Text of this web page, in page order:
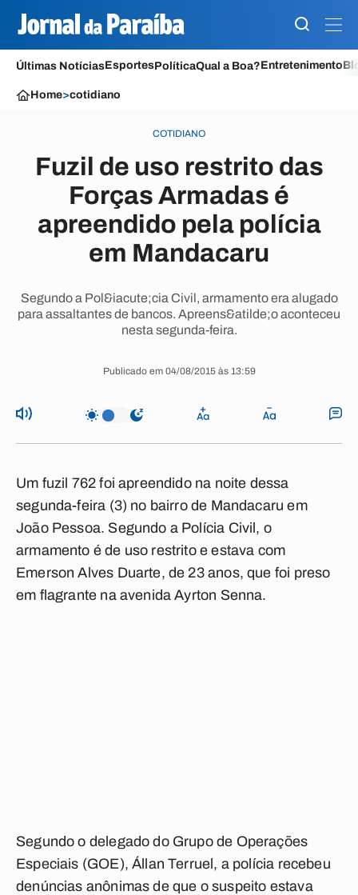
Últimas NotíciasEsportesPolíticaQual a Boa?Entretenimento
Home>cotidiano
COTIDIANO
Fuzil de uso restrito das
Forças Armadas é
apreendido pela polícia
em Mandacaru
Segundo a Pol&iacute;cia Civil, armamento era alugado
para assaltantes de bancos. Apreens&atilde;o aconteceu
nesta segunda-feira.
Publicado em 04/08/2015 às 13:59
Um fuzil 762 foi apreendido na noite dessa
segunda-feira (3) no bairro de Mandacaru em
João Pessoa. Segundo a Polícia Civil, o
armamento é de uso restrito e estava com
Emerson Alves Duarte, de 23 anos, que foi preso
em flagrante na avenida Ayrton Senna.
Segundo o delegado do Grupo de Operações
Especiais (GOE), Állan Terruel, a polícia recebeu
denúncias anônimas de que o suspeito estava